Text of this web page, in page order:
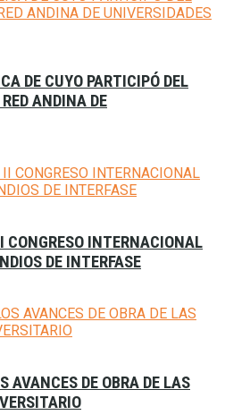
DE CUYO PARTICIPÓ DEL
ANDINA DE
INTERNACIONAL
DE INTERFASE
AVANCES DE OBRA DE LAS